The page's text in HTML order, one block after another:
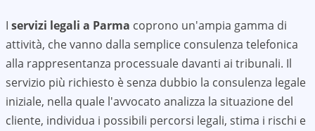
I servizi legali a Parma coprono un'ampia gamma di
attività, che vanno dalla semplice consulenza telefonica
alla rappresentanza processuale davanti ai tribunali. Il
servizio più richiesto è senza dubbio la consulenza legale
iniziale, nella quale l'avvocato analizza la situazione del
cliente, individua i possibili percorsi legali, stima i rischi e